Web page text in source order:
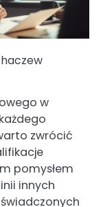
w
zwrócić
pomysłem
innych